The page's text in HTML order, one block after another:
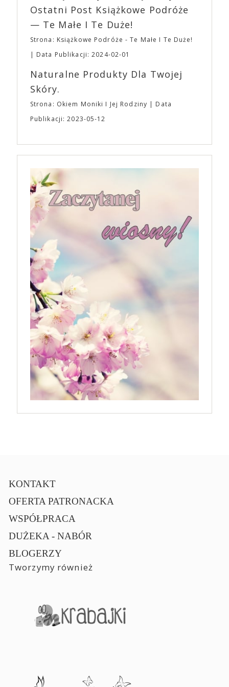
Ostatni Post Książkowe Podróże
— Te Małe I Te Duże!
Strona: Książkowe Podróże - Te Małe I Te Duże!
Data Publikacji: 2024-02-01
Naturalne Produkty Dla Twojej
Skóry.
Strona: Okiem Moniki I Jej Rodziny
Data
Publikacji: 2023-05-12
KONTAKT
OFERTA PATRONACKA
WSPÓŁPRACA
DUŻEKA - NABÓR
BLOGERZY
Tworzymy również